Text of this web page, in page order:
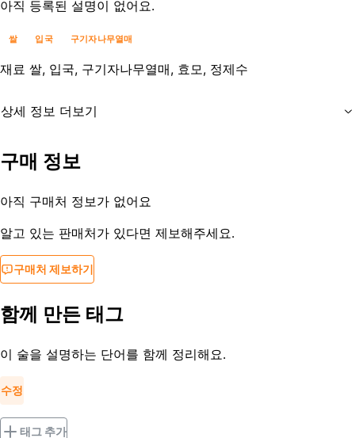
아직 등록된 설명이 없어요.
쌀 입국 구기자나무열매
재료 쌀, 입국, 구기자나무열매, 효모, 정제수
상세 정보 더보기
등록일
구매 정보
아직 구매처 정보가 없어요
알고 있는 판매처가 있다면 제보해주세요.
구매처 제보하기
함께 만든 태그
이 술을 설명하는 단어를 함께 정리해요.
수정
태그 추가